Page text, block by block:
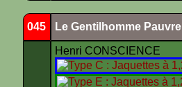
045 Le Gentilhomme Pauvre
Henri CONSCIENCE